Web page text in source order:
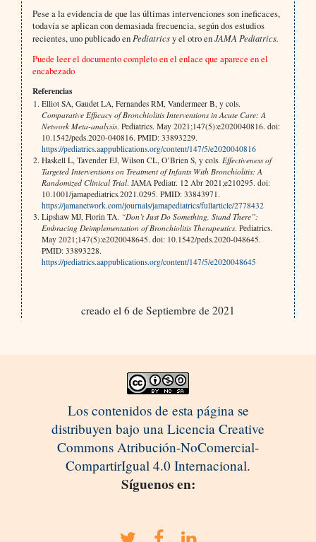
Pese a la evidencia de que las últimas intervenciones son ineficaces,
todavía se aplican con demasiada frecuencia, según dos estudios
recientes, uno publicado en Pediatricsy el otro enJAMA Pediatrics.
Puede leer el documento completo en el enlace que aparece en el
encabezado
Referencias
Elliot SA, Gaudet LA, Fernandes RM, Vandermeer B, y cols.
Comparative Efficacy of Bronchiolitis Interventions in Acute Care: A
Network Meta-analysis. Pediatrics. May 2021;147(5):e2020040816. doi:
10.1542/peds.2020-040816. PMID: 33893229.
https://pediatrics.aappublications.org/content/147/5/e2020040816
Haskell L, Tavender EJ, Wilson CL, O’Brien S, y cols. Effectiveness of
Targeted Interventions on Treatment of Infants With Bronchiolitis: A
Randomized Clinical Trial. JAMA Pediatr. 12 Abr 2021;e210295. doi:
10.1001/jamapediatrics.2021.0295. PMID: 33843971.
https://jamanetwork.com/journals/jamapediatrics/fullarticle/2778432
Lipshaw MJ, Florin TA. “Don’t Just Do Something, Stand There”:
Embracing Deimplementation of Bronchiolitis Therapeutics. Pediatrics.
May 2021;147(5):e2020048645. doi: 10.1542/peds.2020-048645.
PMID: 33893228.
https://pediatrics.aappublications.org/content/147/5/e2020048645
creado el 6 de Septiembre de 2021
Los contenidos de esta página se
distribuyen bajo una Licencia Creative
Commons Atribución-NoComercial-
CompartirIgual 4.0 Internacional.
Síguenos en: